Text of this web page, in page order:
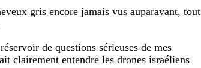
gris encore jamais vus auparavant, tout
de questions sérieuses de mes
clairement entendre les drones israéliens